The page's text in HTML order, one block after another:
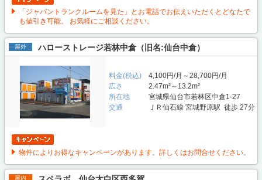
「ジャパントランクルームを見た」とお電話でお伝えいただくとどなたで
も値引き可能。 お気軽にご相談ください。
屋外 ハローストレージ若林中倉（旧名:仙台中倉）
料金(税込)
4,100円/月～28,700円/月
広さ
2.47m²～13.2m²
所在地
宮城県仙台市若林区中倉1-27
交通
ＪＲ仙石線 宮城野原駅 徒歩 27分
物件によりお得なキャンペーンがあります。詳しくはお問合せください。
屋内